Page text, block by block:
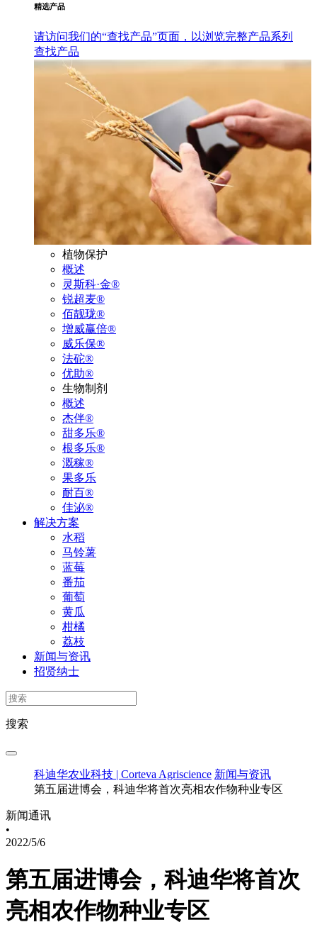
精选产品
请访问我们的“查找产品”页面，以浏览完整产品系列
查找产品
植物保护
概述
灵斯科·金®
锐超麦®
佰靓珑®
增威赢倍®
威乐保®
法砣®
优助®
生物制剂
概述
杰伴®
甜多乐®
根多乐®
溉稼®
果多乐
耐百®
佳泌®
解决方案
水稻
马铃薯
蓝莓
番茄
葡萄
黄瓜
柑橘
荔枝
新闻与资讯
招贤纳士
搜索
科迪华农业科技 | Corteva Agriscience 新闻与资讯
第五届进博会，科迪华将首次亮相农作物种业专区
新闻通讯
•
2022/5/6
第五届进博会，科迪华将首次
亮相农作物种业专区